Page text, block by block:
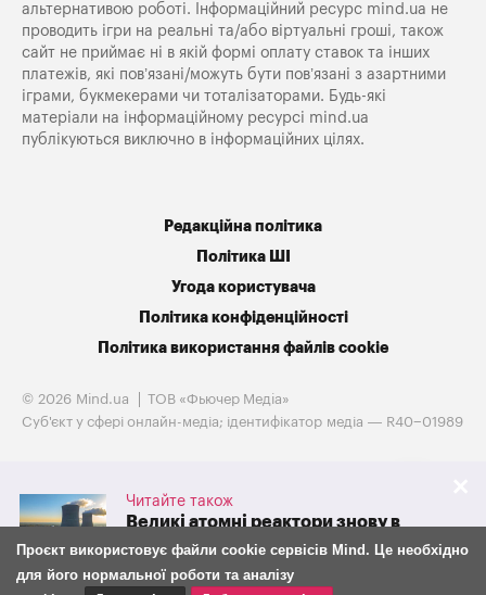
Читайте також
Великі атомні реактори знову в
грі. Westinghouse готується до
IPO на тлі потужної підтримки
адміністрації Трампа
альтернативою роботі. Інформаційний ресурс mind.ua не
проводить ігри на реальні та/або віртуальні гроші, також
сайт не приймає ні в якій формі оплату ставок та інших
платежів, які пов’язані/можуть бути пов’язані з азартними
іграми, букмекерами чи тоталізаторами. Будь-які
матеріали на інформаційному ресурсі mind.ua
публікуються виключно в інформаційних цілях.
Редакційна політика
Політика ШІ
Угода користувача
Політика конфіденційності
Політика використання файлів cookie
© 2026 Mind.ua
ТОВ «Фьючер Медiа»
Cуб'єкт у сфері онлайн-медіа; ідентифікатор медіа — R40−01989
Проєкт використовує файли cookie сервісів Mind. Це необхідно
для його нормальної роботи та аналізу